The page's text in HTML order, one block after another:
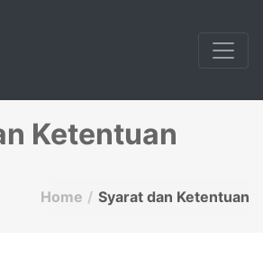
Ketentuan
Home Syarat dan Ketentuan